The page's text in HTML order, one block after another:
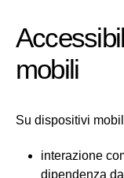
mobili
Su dispositivi
interazione
dipendenza